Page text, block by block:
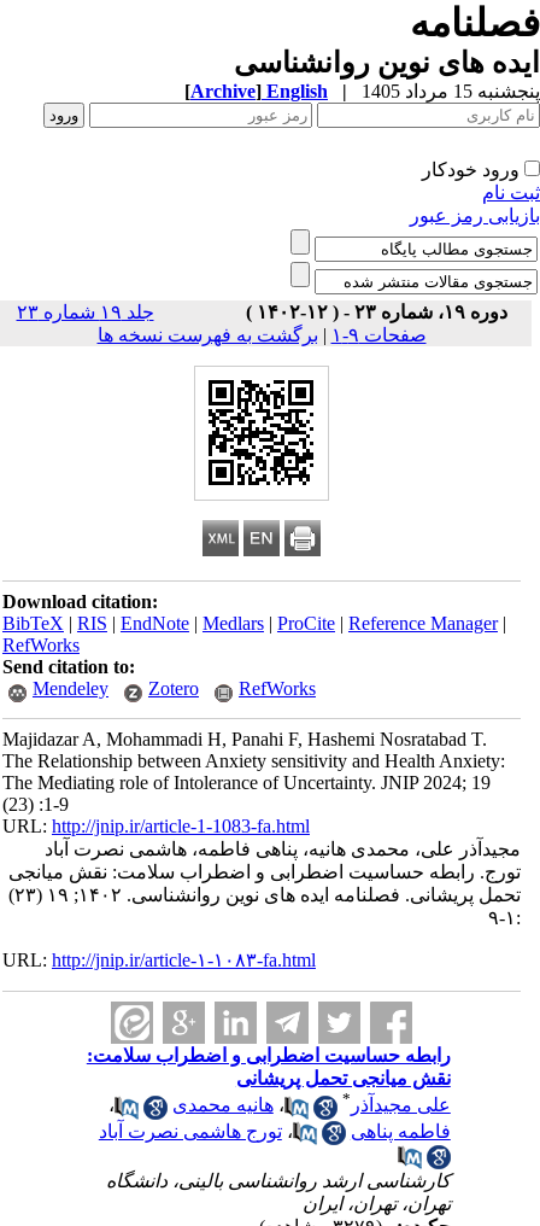
های نوین روانشناسی
15 مرداد 1405 |
English
[Archive]
ورود خودکار
نام
رمز عبور
دوره ۱۹، شماره ۲۳ - ( ۱۲-۱۴۰۲ )
جلد ۱۹ شماره ۲۳
صفحات ۹-۱
| برگشت به فهرست نسخه ها
Download citation:
BibTeX|RIS|EndNote|Medlars|ProCite|Reference Manager
RefWorks
Send citation to:
Mendeley
Zotero RefWorks
Majidazar A, Mohammadi H, Panahi F, Hashemi Nosratabad T.
The Relationship between Anxiety sensitivity and Health Anxiety:
The Mediating role of Intolerance of Uncertainty. JNIP 2024; 19
(23) :1-9
URL:http://jnip.ir/article-1-1083-fa.html
مجیدآذر علی، محمدی هانیه، پناهی فاطمه، هاشمی نصرت آباد
تورج. رابطه حساسیت اضطرابی و اضطراب سلامت: نقش میانجی
تحمل پریشانی. فصلنامه ایده های نوین روانشناسی. ۱۴۰۲; ۱۹ (۲۳)
URL:http://jnip.ir/article-۱-۱۰۸۳-fa.html
رابطه حساسیت اضطرابی و اضطراب سلامت:
نقش میانجی تحمل پریشانی
علی مجیدآذر* ،هانیه محمدی
،
فاطمه پناهی
،تورج هاشمی نصرت آباد
کارشناسی ارشد روانشناسی بالینی، دانشگاه
تهران، تهران، ایران